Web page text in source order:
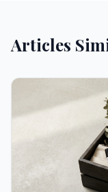
Articles